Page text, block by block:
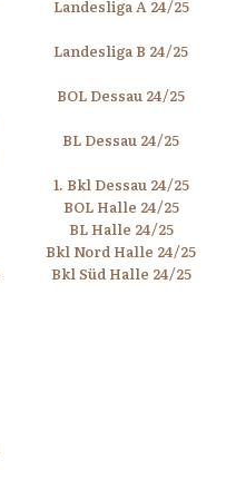
Landesliga A 24/25
Landesliga B 24/25
BOL Dessau 24/25
BL Dessau 24/25
1. Bkl Dessau 24/25
BOL Halle 24/25
BL Halle 24/25
Bkl Nord Halle 24/25
Bkl Süd Halle 24/25